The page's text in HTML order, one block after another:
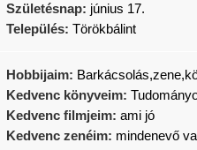
Születésnap: június 17.
Település: Törökbálint
Hobbijaim:
Kedvenc könyveim:
Kedvenc filmjeim: ami jó
Kedvenc zenéim: mindenevő